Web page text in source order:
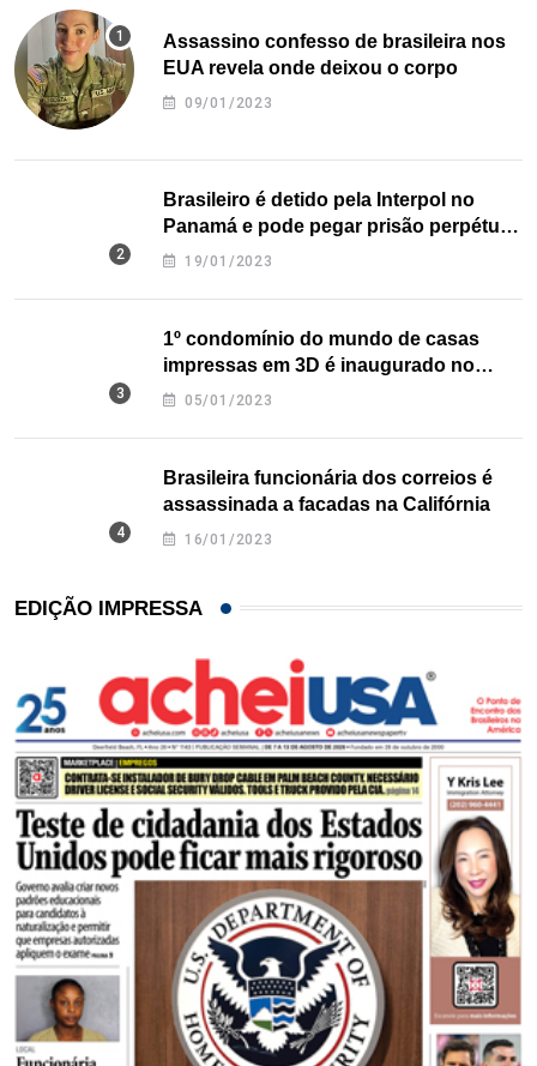
Assassino confesso de brasileira nos
EUA revela onde deixou o corpo
09/01/2023
Brasileiro é detido pela Interpol no
Panamá e pode pegar prisão perpétua
nos EUA
19/01/2023
1º condomínio do mundo de casas
impressas em 3D é inaugurado no
Texas
05/01/2023
Brasileira funcionária dos correios é
assassinada a facadas na Califórnia
16/01/2023
EDIÇÃO IMPRESSA